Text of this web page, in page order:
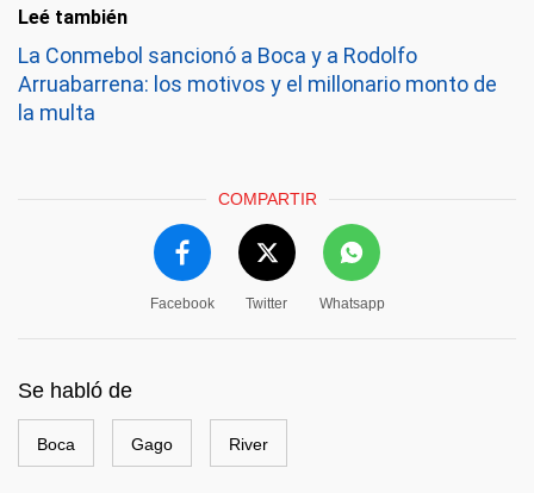
Leé también
La Conmebol sancionó a Boca y a Rodolfo
Arruabarrena: los motivos y el millonario monto de
la multa
COMPARTIR
Facebook Twitter Whatsapp
Se habló de
Boca Gago River